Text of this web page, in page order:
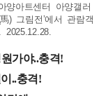
아트센터 아양갤러
) 그림전’에서 관람객